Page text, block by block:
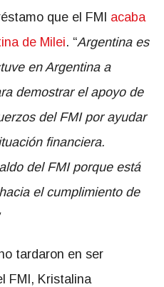
que el FMI acaba
de Milei. “Argentina es
en Argentina a
demostrar el apoyo de
del FMI por ayudar
financiera.
del FMI porque está
el cumplimiento de
tardaron en ser
FMI, Kristalina